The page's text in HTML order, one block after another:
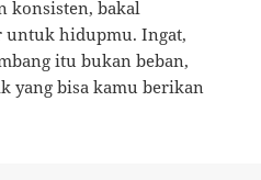
konsisten, bakal
untuk hidupmu. Ingat,
itu bukan beban,
yang bisa kamu berikan